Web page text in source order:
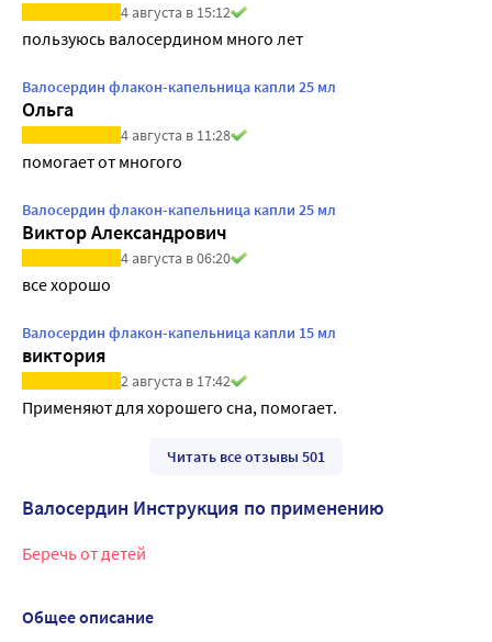
4 августа в 15:12
пользуюсь валосердином много лет
Валосердин флакон-капельница капли 25 мл
Ольга
4 августа в 11:28
помогает от многого
Валосердин флакон-капельница капли 25 мл
Виктор Александрович
4 августа в 06:20
все хорошо
Валосердин флакон-капельница капли 15 мл
виктория
2 августа в 17:42
Применяют для хорошего сна, помогает.
Читать все отзывы 501
Валосердин Инструкция по применению
Беречь от детей
Общее описание